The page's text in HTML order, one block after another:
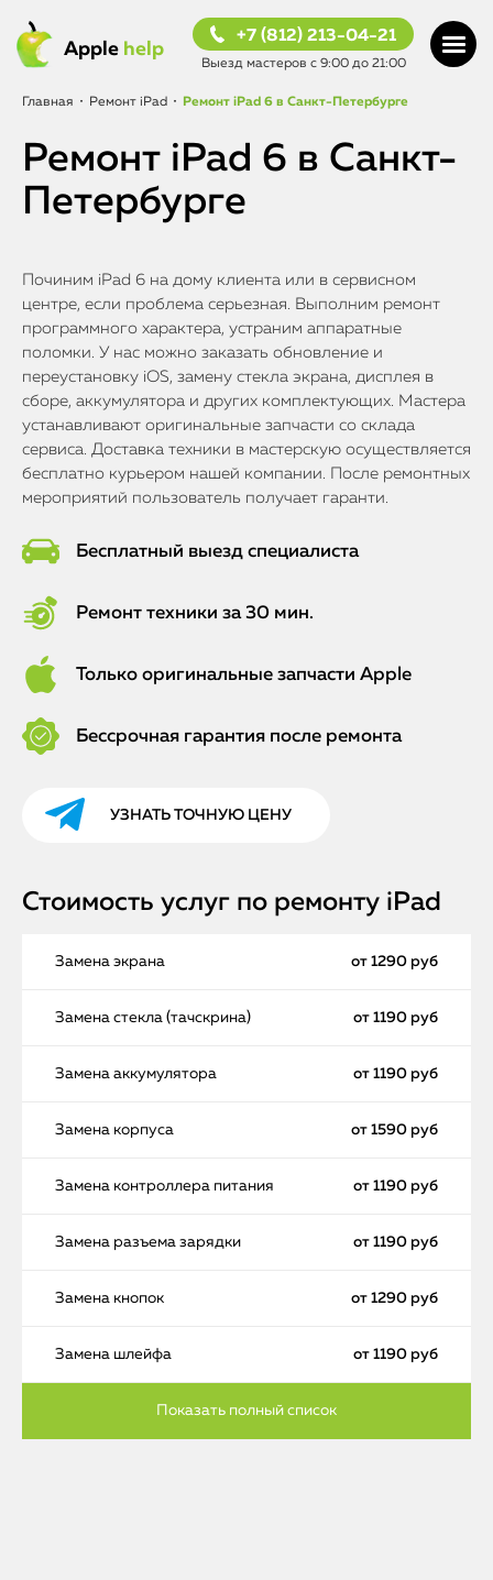
Apple help
+7 (812) 213-04-21
Выезд мастеров с 9:00 до 21:00
Главная • Ремонт iPad • Ремонт iPad 6 в Санкт-Петербурге
Ремонт iPad 6 в Санкт-
Петербурге
Починим iPad 6 на дому клиента или в сервисном
центре, если проблема серьезная. Выполним ремонт
программного характера, устраним аппаратные
поломки. У нас можно заказать обновление и
переустановку iOS, замену стекла экрана, дисплея в
сборе, аккумулятора и других комплектующих. Мастера
устанавливают оригинальные запчасти со склада
сервиса. Доставка техники в мастерскую осуществляется
бесплатно курьером нашей компании. После ремонтных
мероприятий пользователь получает гаранти.
Бесплатный выезд специалиста
Ремонт техники за 30 мин.
Только оригинальные запчасти Apple
Бессрочная гарантия после ремонта
УЗНАТЬ ТОЧНУЮ ЦЕНУ
Стоимость услуг по ремонту iPad
Замена экрана от 1290 руб
Замена стекла (тачскрина) от 1190 руб
Замена аккумулятора от 1190 руб
Замена корпуса от 1590 руб
Замена контроллера питания от 1190 руб
Замена разъема зарядки от 1190 руб
Замена кнопок от 1290 руб
Замена шлейфа от 1190 руб